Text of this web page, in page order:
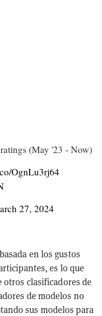
(May '23 - Now)
OgnLu3rj64
27, 2024
en los gustos
es lo que
otros clasificadores de
de modelos no
sus modelos para